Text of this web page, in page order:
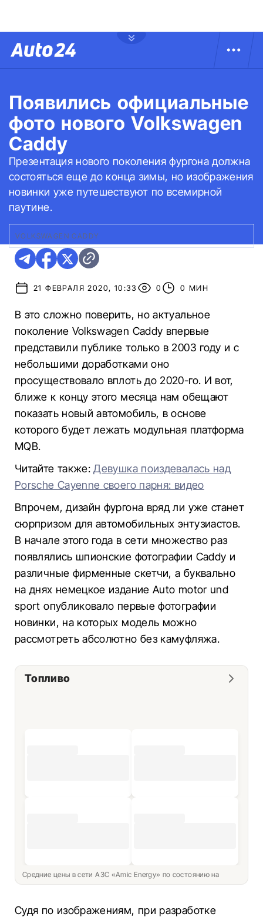
Появились официальные
фото нового Volkswagen
Caddy
Презентация нового поколения фургона должна
состояться еще до конца зимы, но изображения
новинки уже путешествуют по всемирной
паутине.
VOLKSWAGEN CADDY
21 ФЕВРАЛЯ 2020, 10:33 0 0 МИН
В это сложно поверить, но актуальное
поколение Volkswagen Caddy впервые
представили публике только в 2003 году и с
небольшими доработками оно
просуществовало вплоть до 2020-го. И вот,
ближе к концу этого месяца нам обещают
показать новый автомобиль, в основе
которого будет лежать модульная платформа
MQB.
Читайте также:Девушка поиздевалась над
Porsche Cayenne своего парня: видео
Впрочем, дизайн фургона вряд ли уже станет
сюрпризом для автомобильных энтузиастов.
В начале этого года в сети множество раз
появлялись шпионские фотографии Caddy и
различные фирменные скетчи, а буквально
на днях немецкое издание Auto motor und
sport опубликовало первые фотографии
новинки, на которых модель можно
рассмотреть абсолютно без камуфляжа.
Топливо
Средние цены в сети АЗС «Amic Energy» по состоянию на
Судя по изображениям, при разработке